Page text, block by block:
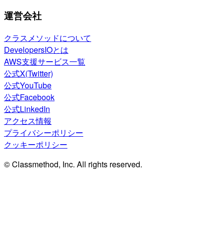
運営会社
クラスメソッドについて
DevelopersIOとは
AWS支援サービス一覧
公式X(Twitter)
公式YouTube
公式Facebook
公式LinkedIn
アクセス情報
プライバシーポリシー
クッキーポリシー
© Classmethod, Inc. All rights reserved.